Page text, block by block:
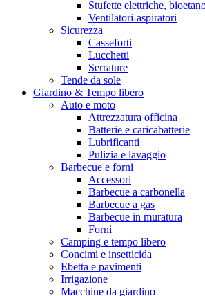
Stufette elettriche,
Ventilatori-aspiratori
Sicurezza
Casseforti
Lucchetti
Serrature
Tende da sole
Giardino & Tempo libero
Auto e moto
Attrezzatura officina
Batterie e caricabatterie
Lubrificanti
Pulizia e lavaggio
Barbecue e forni
Accessori
Barbecue a carbonella
Barbecue a gas
Barbecue in muratura
Forni
Camping e tempo libero
Concimi e insetticida
Ebetta e pavimenti
Irrigazione
Macchine da giardino